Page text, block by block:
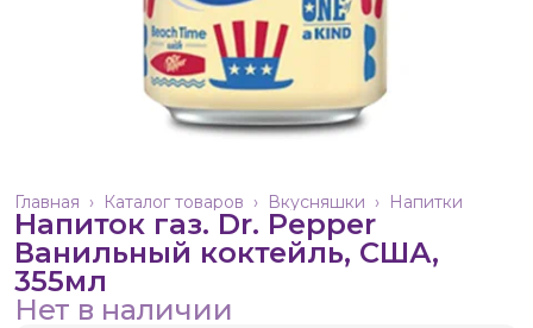
Напитки
Вкусняшки ›
Каталог товаров ›
Главная ›
Напиток газ. Dr. Pepper
Ванильный коктейль, США,
355мл
Нет в наличии